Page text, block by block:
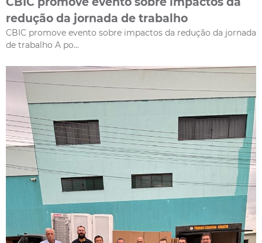
redução da jornada de trabalho
CBIC promove evento sobre impactos da redução da jornada
de trabalho A po...